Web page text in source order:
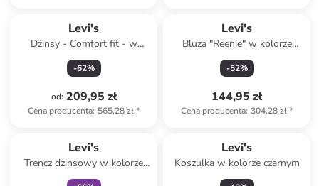
Levi's
Dżinsy - Comfort fit - w
kolorze niebieskim
-62%
od: 209,95 zł
Cena producenta: 565,28 zł*
Levi's
Bluza "Reenie" w kolorze
zielono-błękitnym
-52%
144,95 zł
Cena producenta: 304,28 zł*
Levi's
Trencz dżinsowy w kolorze
niebieskim
Levi's
Koszulka w kolorze czarnym